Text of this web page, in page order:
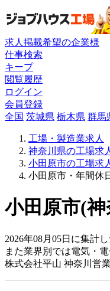
求人掲載希望の企業様
仕事検索
キープ
閲覧履歴
ログイン
会員登録
全国 茨城県 栃木県 群馬
工場・製造業求人
神奈川県の工場求
小田原市の工場求
小田原市・年間休
小田原市(
2026年08月05日に集計
また業界別では電気・
株式会社平山 神奈川営